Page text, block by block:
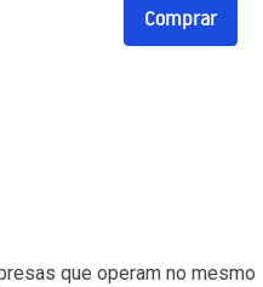
Comprar
que operam no mesmo